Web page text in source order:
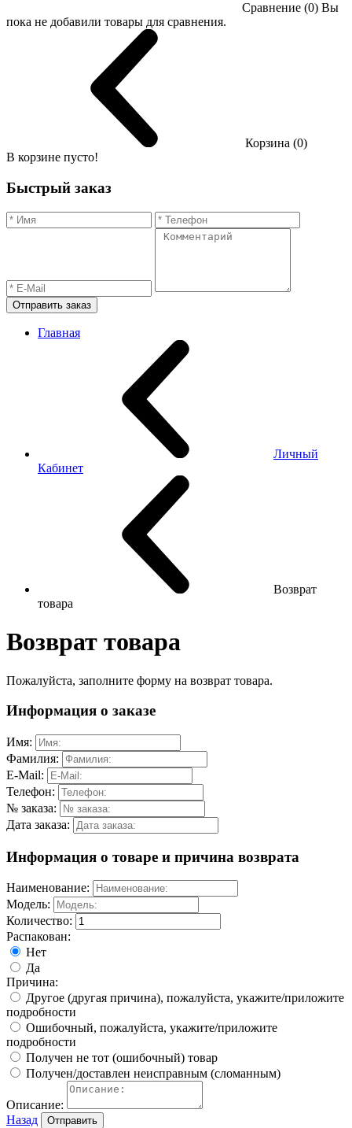
Сравнение (0) Вы
пока не добавили товары для сравнения.
Корзина (0)
В корзине пусто!
Быстрый заказ
Отправить заказ
Главная
Личный
Кабинет
Возврат
товара
Возврат товара
Пожалуйста, заполните форму на возврат товара.
Информация о заказе
Имя:
Фамилия:
E-Mail:
Телефон:
№ заказа:
Дата заказа:
Информация о товаре и причина возврата
Наименование:
Модель:
Количество:
Распакован:
Нет
Да
Причина:
Другое (другая причина), пожалуйста, укажите/приложите
подробности
Ошибочный, пожалуйста, укажите/приложите
подробности
Получен не тот (ошибочный) товар
Получен/доставлен неисправным (сломанным)
Описание:
Назад
Отправить